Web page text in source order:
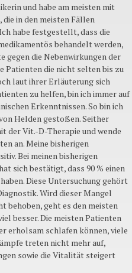
und habe am meisten mit
in den meisten Fällen
habe festgestellt, dass die
behandelt werden,
gegen die Nebenwirkungen der
Patienten die nicht selten bis zu
laut ihrer Erläuterung sich
zu helfen, bin ich immer auf
Erkenntnissen. So bin ich
Helden gestoßen. Seither
der Vit.-D-Therapie und wende
an. Meine bisherigen
Bei meinen bisherigen
sich bestätigt, dass 90 % einen
Diese Untersuchung gehört
Wird dieser Mangel
behoben, geht es den meisten
besser. Die meisten Patienten
erholsam schlafen können, viele
treten nicht mehr auf,
sowie die Vitalität steigert